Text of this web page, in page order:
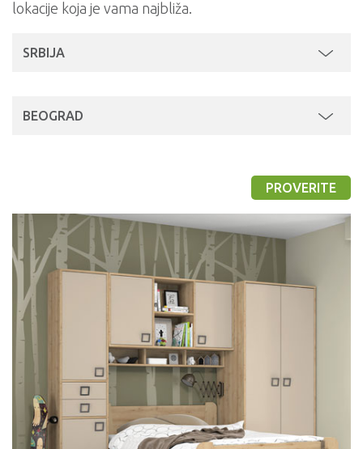
lokacije koja je vama najbliža.
SRBIJA
BEOGRAD
PROVERITE